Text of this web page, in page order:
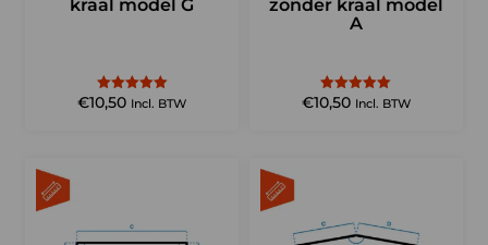
kraal model G
Gewaardeerd
€10,50 Incl. BTW
zonder kraal model
A
Gewaardeerd
€10,50 Incl. BTW